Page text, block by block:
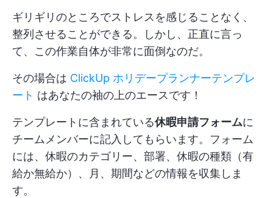
ギリギリのところでストレスを感じることなく、
整列させることができる。しかし、正直に言っ
て、この作業自体が非常に面倒なのだ。
その場合は ClickUp ホリデープランナーテンプレ
ート はあなたの袖の上のエースです！
テンプレートに含まれている休暇申請フォームに
チームメンバーに記入してもらいます。フォーム
には、休暇のカテゴリー、部署、休暇の種類（有
給か無給か）、月、期間などの情報を収集しま
す。